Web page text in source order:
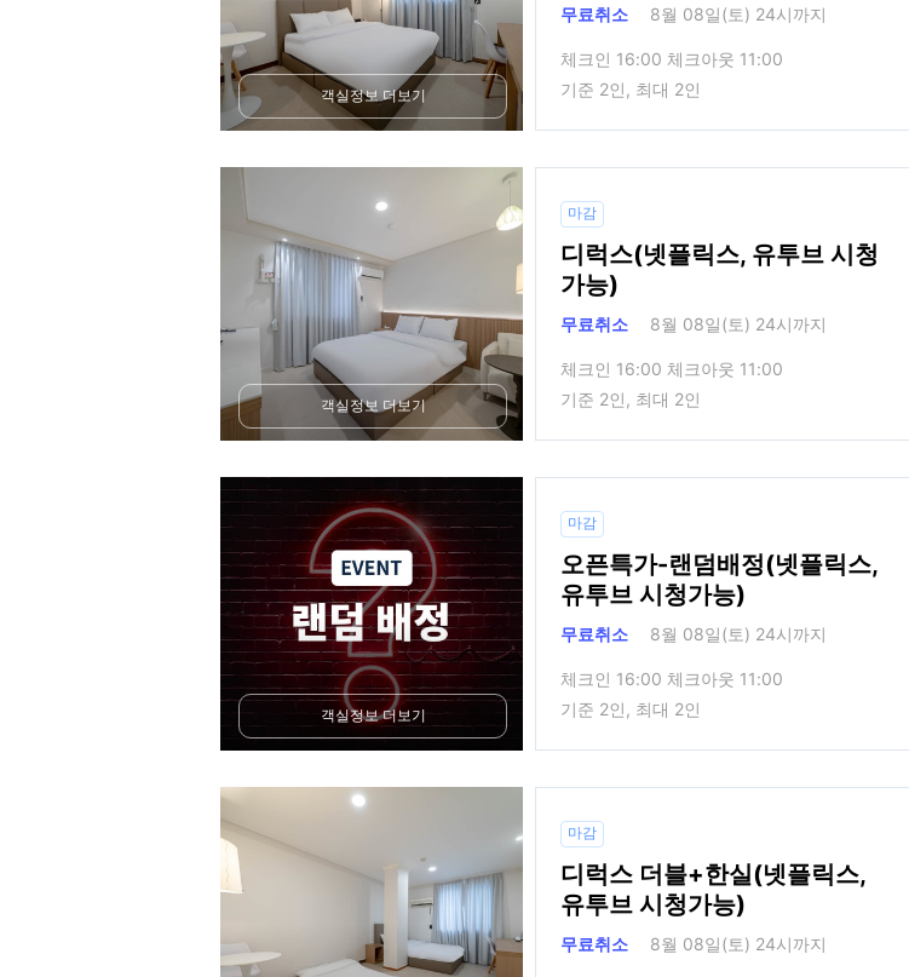
객실정보 더보기
무료취소 8월 08일(토) 24시까지
체크인 16:00 체크아웃 11:00
기준 2인, 최대 2인
객실정보 더보기
마감
디럭스(넷플릭스, 유투브 시청
가능)
무료취소 8월 08일(토) 24시까지
체크인 16:00 체크아웃 11:00
기준 2인, 최대 2인
객실정보 더보기
마감
오픈특가-랜덤배정(넷플릭스,
유투브 시청가능)
무료취소 8월 08일(토) 24시까지
체크인 16:00 체크아웃 11:00
기준 2인, 최대 2인
마감
디럭스 더블+한실(넷플릭스,
유투브 시청가능)
무료취소 8월 08일(토) 24시까지